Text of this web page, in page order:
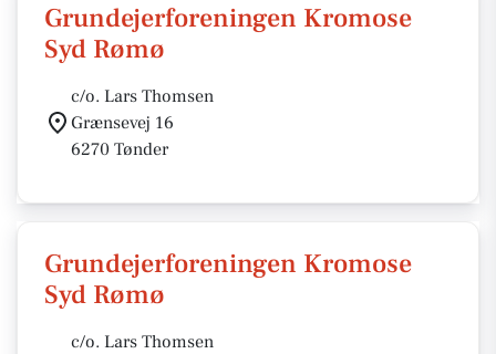
Grundejerforeningen Kromose
Syd Rømø
c/o. Lars Thomsen
Grænsevej 16
6270 Tønder
Grundejerforeningen Kromose
Syd Rømø
c/o. Lars Thomsen